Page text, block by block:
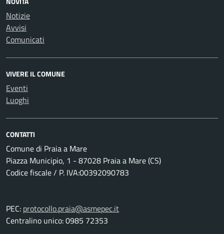
Notizie
Avvisi
Comunicati
VIVERE IL COMUNE
Eventi
Luoghi
CONTATTI
Comune di Praia a Mare
Piazza Municipio, 1 - 87028 Praia a Mare (CS)
Codice fiscale / P. IVA:00392090783
PEC: protocollo.praia@asmepec.it
Centralino unico: 0985 72353